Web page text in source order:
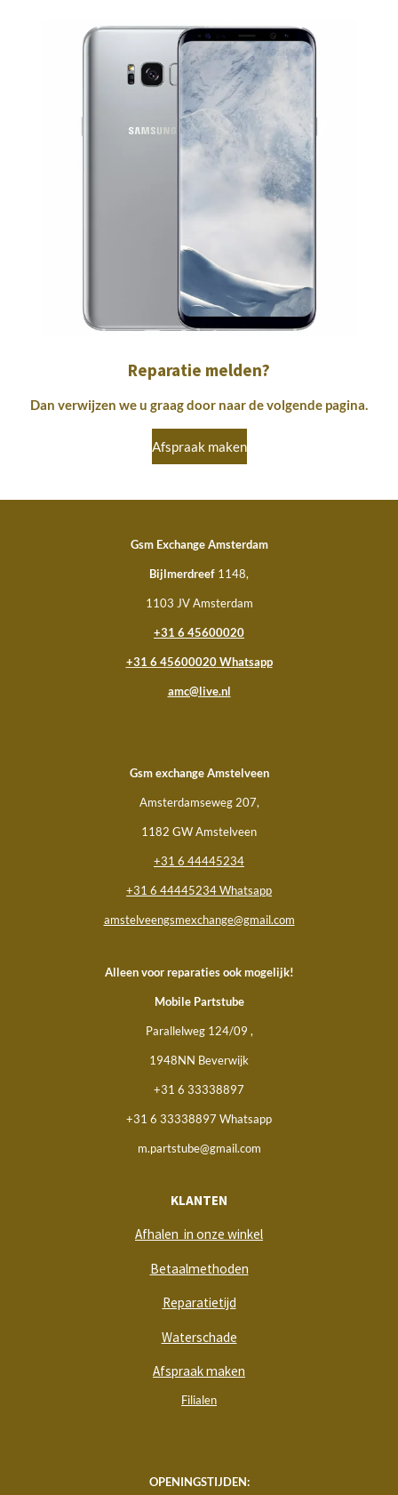
Reparatie melden?
Dan verwijzen we u graag door naar de volgende pagina.
Afspraak maken
Gsm Exchange Amsterdam
Bijlmerdreef 1148,
1103 JV Amsterdam
+31 6 45600020
+31 6 45600020 Whatsapp
amc@live.nl
Gsm exchange Amstelveen
Amsterdamseweg 207,
1182 GW Amstelveen
+31 6 44445234
+31 6 44445234 Whatsapp
amstelveengsmexchange@gmail.com
Alleen voor reparaties ook mogelijk!
Mobile Partstube
Parallelweg 124/09 ,
1948NN Beverwijk
+31 6 33338897
+31 6 33338897 Whatsapp
m.partstube@gmail.com
KLANTEN
Afhalen in onze winkel
Betaalmethoden
Reparatietijd
Waterschade
Afspraak maken
Filialen
OPENINGSTIJDEN: